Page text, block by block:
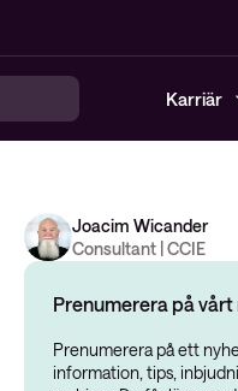
Karriär
Joacim Wicander
Consultant | CCIE
Prenumerera på
Prenumerera på ett
information, tips,